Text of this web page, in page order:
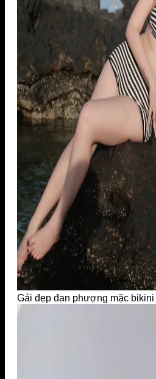
Gái đẹp đan phượng mặc bikini